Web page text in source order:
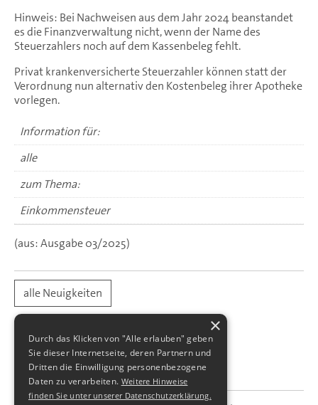
Hinweis: Bei Nachweisen aus dem Jahr 2024 beanstandet
es die Finanzverwaltung nicht, wenn der Name des
Steuerzahlers noch auf dem Kassenbeleg fehlt.
Privat krankenversicherte Steuerzahler können statt der
Verordnung nun alternativ den Kostenbeleg ihrer Apotheke
vorlegen.
Information für:
alle
zum Thema:
Einkommensteuer
(aus: Ausgabe 03/2025)
alle Neuigkeiten
×
Durch das Klicken von "Alle erlauben" geben
Sie dieser Internetseite, deren Partnern und
Dritten die Einwilligung personenbezogene
Daten zu verarbeiten. Weitere Hinweise
finden Sie unter unserer Datenschutzerklärung.